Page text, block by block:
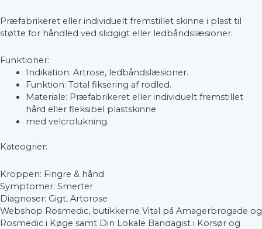
Præfabrikeret eller individuelt fremstillet skinne i plast til
støtte for håndled ved slidgigt eller ledbåndslæsioner.
Funktioner:
Indikation: Artrose, ledbåndslæsioner.
Funktion: Total fiksering af rodled.
Materiale: Præfabrikeret eller individuelt fremstillet
hård eller fleksibel plastskinne
med velcrolukning.
Kateogrier:
Kroppen: Fingre & hånd
Symptomer: Smerter
Diagnoser: Gigt, Artorose
Webshop Rosmedic, butikkerne Vital på Amagerbrogade og
Rosmedic i Køge samt Din Lokale Bandagist i Korsør og